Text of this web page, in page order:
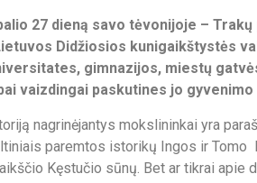
27 dieną savo tėvonijoje –
Didžiosios kunigaikštystės
gimnazijos, miestų
vaizdingai paskutines jo
nagrinėjantys mokslininkai yra
paremtos istorikų Ingos ir Tomo
Kęstučio sūnų. Bet ar tikrai apie